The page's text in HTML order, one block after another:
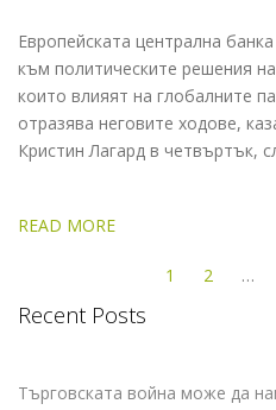
Европейската централна
към политическите решения
които влияят на глобалните
отразява неговите ходове,
Кристин Лагард в четвъртък,
READ MORE
navigation
1 2 …
Recent Posts
Търговската война може да